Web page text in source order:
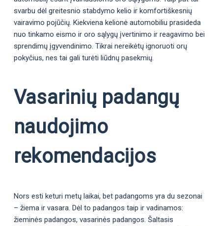
svarbu dėl greitesnio stabdymo kelio ir komfortiškesnių
vairavimo pojūčių. Kiekviena kelionė automobiliu prasideda
nuo tinkamo eismo ir oro sąlygų įvertinimo ir reagavimo bei
sprendimų įgyvendinimo. Tikrai nereikėtų ignoruoti orų
pokyčius, nes tai gali turėti liūdnų pasekmių.
Vasarinių padangų
naudojimo
rekomendacijos
Nors esti keturi metų laikai, bet padangoms yra du sezonai
– žiema ir vasara. Dėl to padangos taip ir vadinamos:
žieminės padangos, vasarinės padangos. Šaltasis